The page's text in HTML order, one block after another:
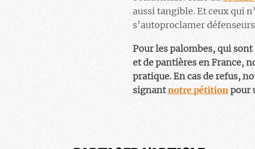
aussi tangible. Et ceux qui
s’autoproclamer
Pour les palombes, qui sont
et de pantières en France,
pratique. En cas de refus,
signantnotre pétitionpour